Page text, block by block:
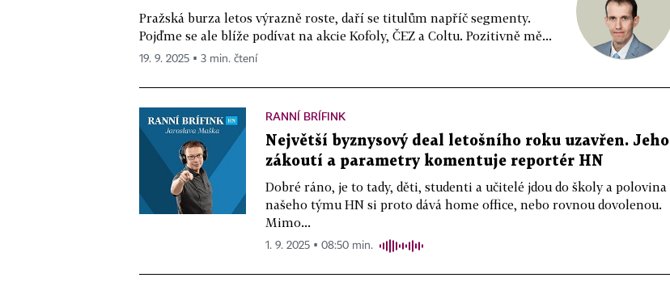
Pražská burza letos výrazně roste, daří se titulům napříč segmenty.
Pojďme se ale blíže podívat na akcie Kofoly, ČEZ a Coltu. Pozitivně mě...
19. 9. 2025 ▪ 3 min. čtení
RANNÍ BRÍFINK
Největší byznysový deal letošního roku uzavřen. Jeho
zákoutí a parametry komentuje reportér HN
Dobré ráno, je to tady, děti, studenti a učitelé jdou do školy a polovina
našeho týmu HN si proto dává home office, nebo rovnou dovolenou.
Mimo...
1. 9. 2025 ▪ 08:50 min.